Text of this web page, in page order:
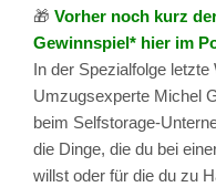
🎁Vorher noch kurz
Gewinnspiel* hier im
In der Spezialfolge
Umzugsexperte Michel
beim Selfstorage-
die Dinge, die du bei
willst oder für die du zu